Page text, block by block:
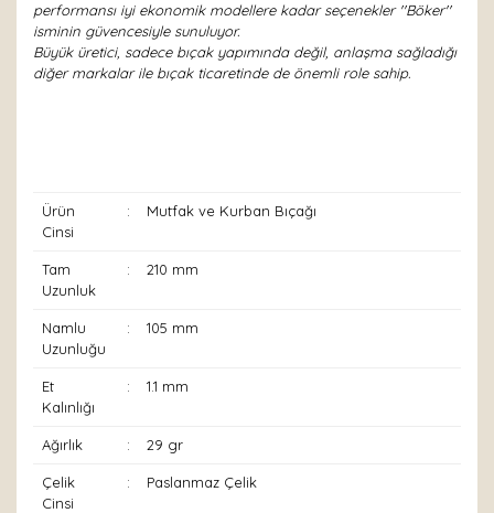
performansı iyi ekonomik modellere kadar seçenekler ''Böker''
isminin güvencesiyle sunuluyor.
Büyük üretici, sadece bıçak yapımında değil, anlaşma sağladığı
diğer markalar ile bıçak ticaretinde de önemli role sahip.
Ürün
Cinsi
: Mutfak ve Kurban Bıçağı
Tam
Uzunluk
: 210 mm
Namlu
Uzunluğu
: 105 mm
Et
Kalınlığı
: 1.1 mm
Ağırlık : 29 gr
Çelik
Cinsi
: Paslanmaz Çelik